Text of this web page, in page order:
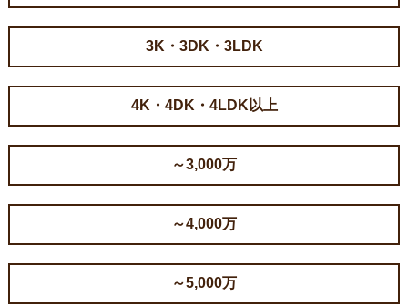
3K・3DK・3LDK
4K・4DK・4LDK以上
～3,000万
～4,000万
～5,000万